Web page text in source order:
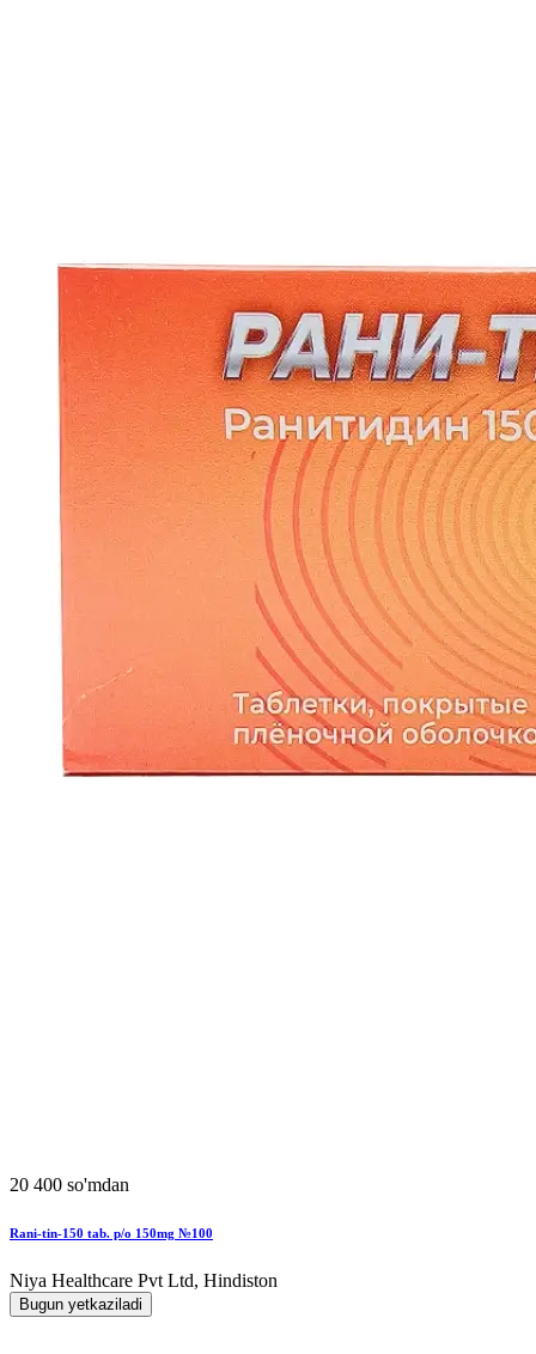
20 400 so'mdan
Rani-tin-150 tab. p/o 150mg №100
Niya Healthcare Pvt Ltd, Hindiston
Bugun yetkaziladi